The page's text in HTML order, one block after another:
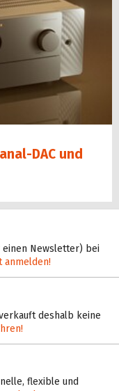
DAC und
einen Newsletter) bei
anmelden!
deshalb keine
flexible und